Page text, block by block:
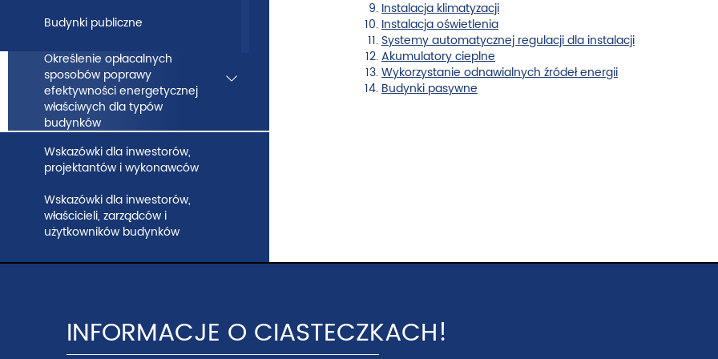
ABC
–
Ministerstwo
Rozwoju
Technologii
Budynki publiczne
Określenie opłacalnych
sposobów poprawy
efektywności energetycznej
właściwych dla typów
budynków
f
Wskazówki dla inwestorów,
projektantów i wykonawców
Wskazówki dla inwestorów,
właścicieli, zarządców i
użytkowników budynków
Kalkulatory f
Instalacja klimatyzacji
Instalacja oświetlenia
Systemy automatycznej regulacji dla instalacji
Akumulatory cieplne
Wykorzystanie odnawialnych źródeł energii
Budynki pasywne
INFORMACJE O CIASTECZKACH!